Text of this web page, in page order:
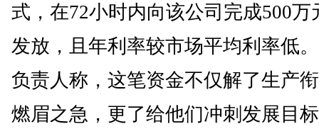
式，在72小时内向该公司完成500万
发放，且年利率较市场平均利率低
负责人称，这笔资金不仅解了生产
燃眉之急，更了给他们冲刺发展目